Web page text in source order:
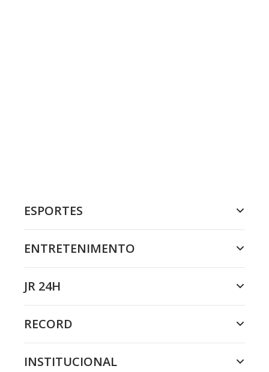
ESPORTES
ENTRETENIMENTO
JR 24H
RECORD
INSTITUCIONAL